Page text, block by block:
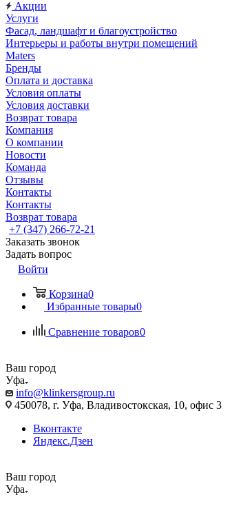
Акции
Услуги
Фасад, ландшафт и благоустройство
Интерьеры и работы внутри помещений
Maters
Бренды
Оплата и доставка
Условия оплаты
Условия доставки
Возврат товара
Компания
О компании
Новости
Команда
Отзывы
Контакты
Контакты
Возврат товара
+7 (347) 266-72-21
Заказать звонок
Задать вопрос
Войти
Корзина0
Избранные товары0
Сравнение товаров0
Ваш город
Уфа
info@klinkersgroup.ru
450078, г. Уфа, Владивостокская, 10, офис 3
Вконтакте
Яндекс.Дзен
Ваш город
Уфа